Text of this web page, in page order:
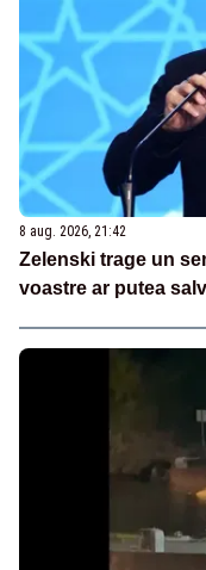
8 aug. 2026, 21:42
Zelenski trage un
voastre ar putea